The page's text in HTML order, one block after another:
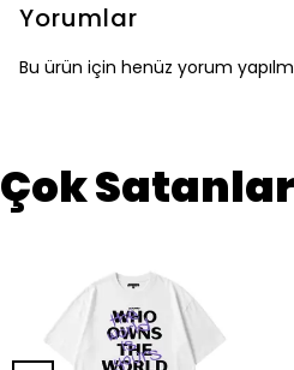
Yorumlar
Bu ürün için henüz yorum
Çok Satanlar